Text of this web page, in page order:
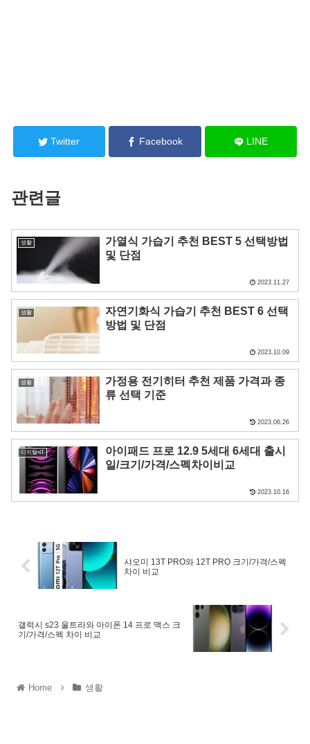
Twitter Facebook LINE
관련글
생활
가열식 가습기 추천 BEST 5 선택방법
및 단점
2023.11.27
생활
자연기화식 가습기 추천 BEST 6 선택
방법 및 단점
2023.10.09
생활
가정용 전기히터 추천 제품 가격과 종
류 선택 기준
2023.06.26
디지털•IT
아이패드 프로 12.9 5세대 6세대 출시
일/크기/가격/스펙차이비교
2023.10.16
샤오미 13T PRO와 12T PRO 크기/가격/스펙
차이 비교
갤럭시 s23 울트라와 아이폰 14 프로 맥스 크
기/가격/스펙 차이 비교
Home 생활